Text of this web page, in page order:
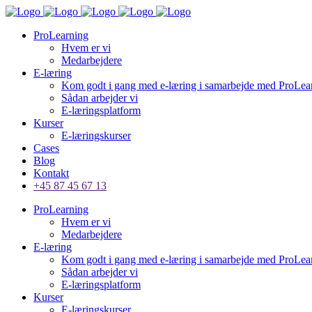
ProLearning
Hvem er vi
Medarbejdere
E-læring
Kom godt i gang med e-læring i samarbejde med
Sådan arbejder vi
E-læringsplatform
Kurser
E-læringskurser
Cases
Blog
Kontakt
+45 87 45 67 13
ProLearning
Hvem er vi
Medarbejdere
E-læring
Kom godt i gang med e-læring i samarbejde med
Sådan arbejder vi
E-læringsplatform
Kurser
E-læringskurser